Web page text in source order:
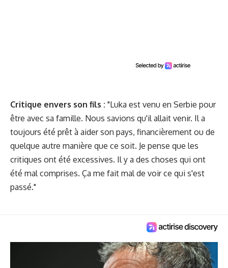
Critique envers son fils : "Luka est venu en Serbie pour
être avec sa famille. Nous savions qu'il allait venir. Il a
toujours été prêt à aider son pays, financièrement ou de
quelque autre manière que ce soit. Je pense que les
critiques ont été excessives. Il y a des choses qui ont
été mal comprises. Ça me fait mal de voir ce qui s'est
passé."